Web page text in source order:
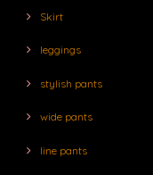
Skirt
leggings
stylish pants
wide pants
line pants